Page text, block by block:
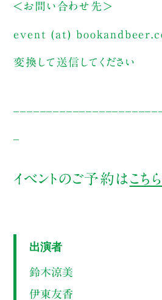
＜お問い合わせ先＞
event (at)
変換して送信してください
イベントのご予約はこちら
出演者
鈴木涼美
伊東友香